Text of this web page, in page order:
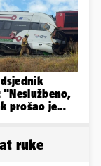
prošao je
ruke